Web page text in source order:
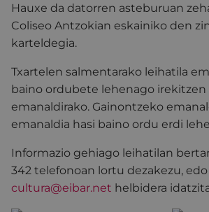
Hauxe da datorren asteburuan
Coliseo Antzokian eskainiko den
karteldegia.
Txartelen salmentarako leihatila
baino ordubete lehenago irekitzen
emanaldirako. Gainontzeko
emanaldia hasi baino ordu erdi
Informazio gehiago leihatilan
342 telefonoan lortu dezakezu, edo
cultura@eibar.net helbidera